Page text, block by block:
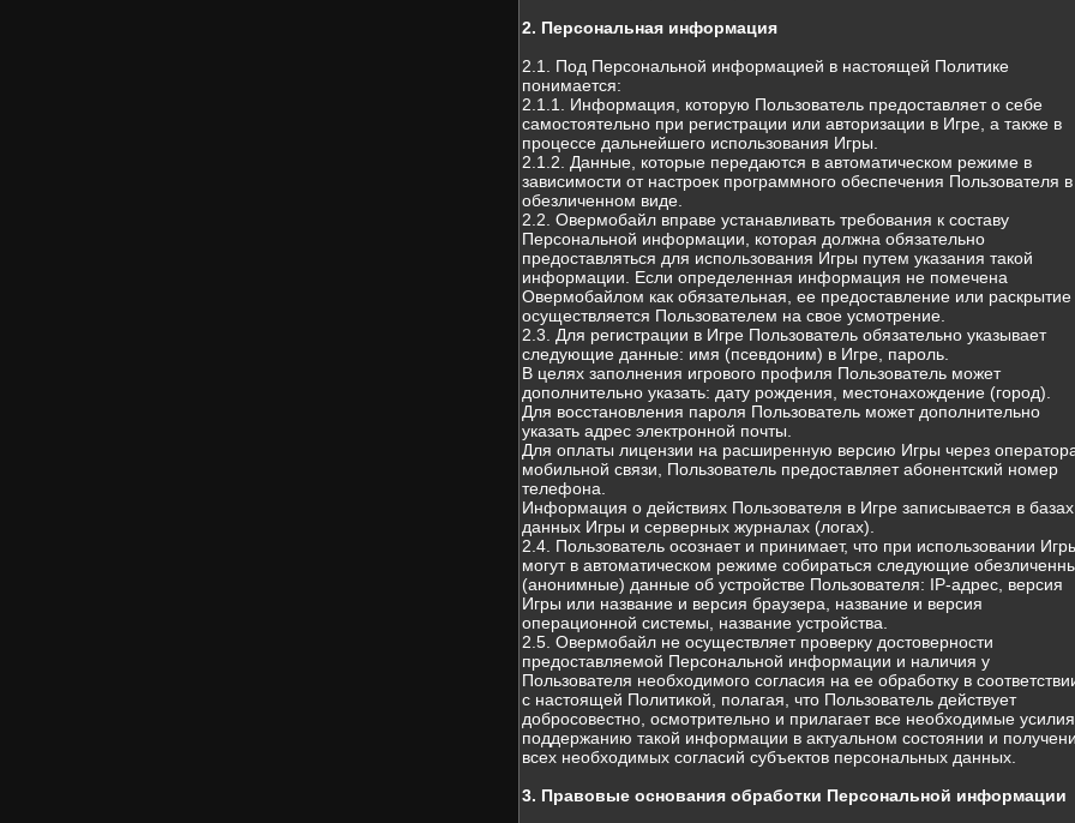
2. Персональная информация
2.1. Под Персональной информацией в настоящей Политике
понимается:
2.1.1. Информация, которую Пользователь предоставляет о себе
самостоятельно при регистрации или авторизации в Игре, а также в
процессе дальнейшего использования Игры.
2.1.2. Данные, которые передаются в автоматическом режиме в
зависимости от настроек программного обеспечения Пользователя в
обезличенном виде.
2.2. Овермобайл вправе устанавливать требования к составу
Персональной информации, которая должна обязательно
предоставляться для использования Игры путем указания такой
информации. Если определенная информация не помечена
Овермобайлом как обязательная, ее предоставление или раскрытие
осуществляется Пользователем на свое усмотрение.
2.3. Для регистрации в Игре Пользователь обязательно указывает
следующие данные: имя (псевдоним) в Игре, пароль.
В целях заполнения игрового профиля Пользователь может
дополнительно указать: дату рождения, местонахождение (город).
Для восстановления пароля Пользователь может дополнительно
указать адрес электронной почты.
Для оплаты лицензии на расширенную версию Игры через
мобильной связи, Пользователь предоставляет абонентский номер
телефона.
Информация о действиях Пользователя в Игре записывается в базах
данных Игры и серверных журналах (логах).
2.4. Пользователь осознает и принимает, что при использовании
могут в автоматическом режиме собираться следующие
(анонимные) данные об устройстве Пользователя: IP-адрес, версия
Игры или название и версия браузера, название и версия
операционной системы, название устройства.
2.5. Овермобайл не осуществляет проверку достоверности
предоставляемой Персональной информации и наличия у
Пользователя необходимого согласия на ее обработку в
с настоящей Политикой, полагая, что Пользователь действует
добросовестно, осмотрительно и прилагает все необходимые
поддержанию такой информации в актуальном состоянии и
всех необходимых согласий субъектов персональных данных.
3. Правовые основания обработки Персональной информации